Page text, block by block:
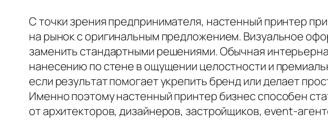
С точки зрения предпринимателя, настенный принтер
на рынок с оригинальным предложением. Визуальное
заменить стандартными решениями. Обычная
нанесению по стене в ощущении целостности и
если результат помогает укрепить бренд или делает
Именно поэтому настенный принтер бизнес способен
от архитекторов, дизайнеров, застройщиков, event-